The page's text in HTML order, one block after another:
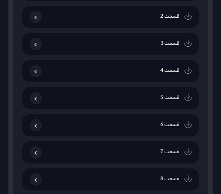
قسمت 2
قسمت 3
قسمت 4
قسمت 5
قسمت 6
قسمت 7
قسمت 8